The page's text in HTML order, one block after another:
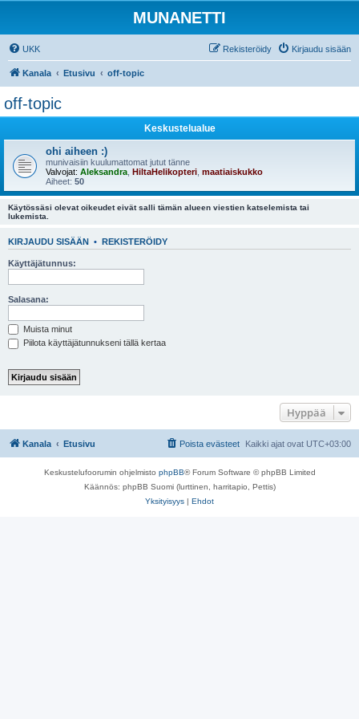
MUNANETTI
UKK Kirjaudu sisään
Rekisteröidy
Kanala Etusivu off-topic
off-topic
Keskustelualue
ohi aiheen :)
munivaisiin kuulumattomat jutut tänne
Valvojat: Aleksandra HiltaHelikopteri maatiaiskukko
Aiheet: 50
Käytössäsi olevat oikeudet eivät salli tämän alueen viestien katselemista tai
lukemista.
KIRJAUDU SISÄÄN • REKISTERÖIDY
Käyttäjätunnus:
Salasana:
Muista minut
Piilota käyttäjätunnukseni tällä kertaa
Hyppää
Kanala Etusivu Kaikki ajat ovat UTC+03:00
Poista evästeet
Keskustelufoorumin ohjelmisto phpBB® Forum Software © phpBB Limited
Käännös: phpBB Suomi (lurttinen, harritapio, Pettis)
Yksityisyys | Ehdot